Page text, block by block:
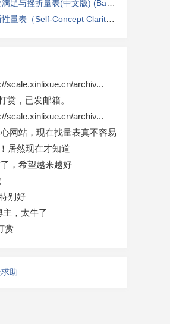
基本心理需要满足与挫折量表(中文版) (Basic Psychological Need Satisfaction and Frustration Scale,BPNSFS)
自我概念清晰性量表（Self-Concept Clarity Scale, SCCS）
scale.xinlixue.cn/archiv...
赏，已发邮箱。
scale.xinlixue.cn/archiv...
网站，现在找量表真不容易
居然现在才知道
，希望越来越好
别好
主，太牛了
赏
助